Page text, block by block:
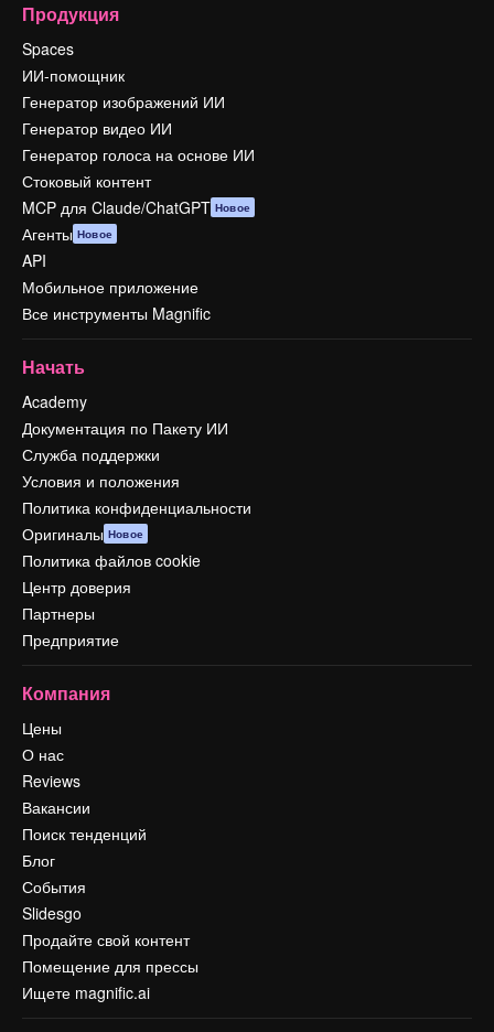
Продукция
Spaces
ИИ-помощник
Генератор изображений ИИ
Генератор видео ИИ
Генератор голоса на основе ИИ
Стоковый контент
MCP для Claude/ChatGPT Новое
Агенты Новое
API
Мобильное приложение
Все инструменты Magnific
Начать
Academy
Документация по Пакету ИИ
Служба поддержки
Условия и положения
Политика конфиденциальности
Оригиналы Новое
Политика файлов cookie
Центр доверия
Партнеры
Предприятие
Компания
Цены
О нас
Reviews
Вакансии
Поиск тенденций
Блог
События
Slidesgo
Продайте свой контент
Помещение для прессы
Ищете magnific.ai